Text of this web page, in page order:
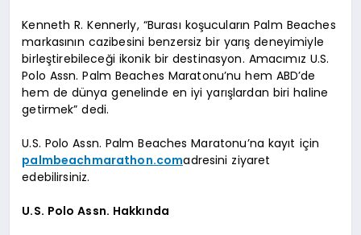
Kenneth R. Kennerly, “Burası koşucuların Palm Beaches
markasının cazibesini benzersiz bir yarış deneyimiyle
birleştirebileceği ikonik bir destinasyon. Amacımız U.S.
Polo Assn. Palm Beaches Maratonu’nu hem ABD’de
hem de dünya genelinde en iyi yarışlardan biri haline
getirmek” dedi.
U.S. Polo Assn. Palm Beaches Maratonu’na kayıt için
palmbeachmarathon.comadresini ziyaret
edebilirsiniz.
U.S. Polo Assn. Hakkında